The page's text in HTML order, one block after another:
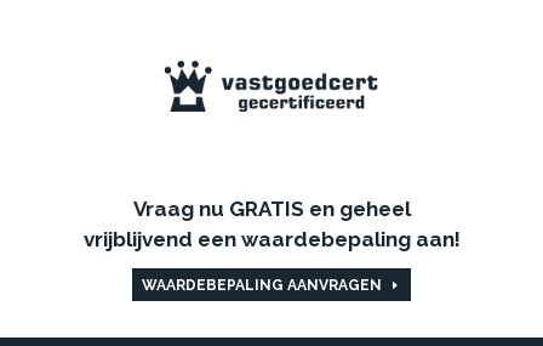
Vraag nu GRATIS en geheel
vrijblijvend een waardebepaling aan!
WAARDEBEPALING AANVRAGEN